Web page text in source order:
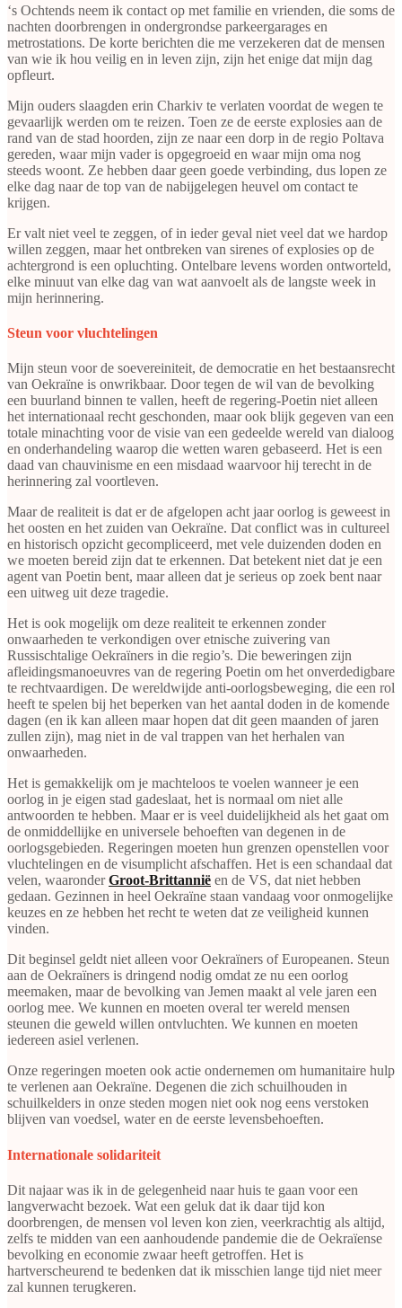
‘s Ochtends neem ik contact op met familie en vrienden, die soms de
nachten doorbrengen in ondergrondse parkeergarages en
metrostations. De korte berichten die me verzekeren dat de mensen
van wie ik hou veilig en in leven zijn, zijn het enige dat mijn dag
opfleurt.
Mijn ouders slaagden erin Charkiv te verlaten voordat de wegen te
gevaarlijk werden om te reizen. Toen ze de eerste explosies aan de
rand van de stad hoorden, zijn ze naar een dorp in de regio Poltava
gereden, waar mijn vader is opgegroeid en waar mijn oma nog
steeds woont. Ze hebben daar geen goede verbinding, dus lopen ze
elke dag naar de top van de nabijgelegen heuvel om contact te
krijgen.
Er valt niet veel te zeggen, of in ieder geval niet veel dat we hardop
willen zeggen, maar het ontbreken van sirenes of explosies op de
achtergrond is een opluchting. Ontelbare levens worden ontworteld,
elke minuut van elke dag van wat aanvoelt als de langste week in
mijn herinnering.
Steun voor vluchtelingen
Mijn steun voor de soevereiniteit, de democratie en het bestaansrecht
van Oekraïne is onwrikbaar. Door tegen de wil van de bevolking
een buurland binnen te vallen, heeft de regering-Poetin niet alleen
het internationaal recht geschonden, maar ook blijk gegeven van een
totale minachting voor de visie van een gedeelde wereld van dialoog
en onderhandeling waarop die wetten waren gebaseerd. Het is een
daad van chauvinisme en een misdaad waarvoor hij terecht in de
herinnering zal voortleven.
Maar de realiteit is dat er de afgelopen acht jaar oorlog is geweest in
het oosten en het zuiden van Oekraïne. Dat conflict was in cultureel
en historisch opzicht gecompliceerd, met vele duizenden doden en
we moeten bereid zijn dat te erkennen. Dat betekent niet dat je een
agent van Poetin bent, maar alleen dat je serieus op zoek bent naar
een uitweg uit deze tragedie.
Het is ook mogelijk om deze realiteit te erkennen zonder
onwaarheden te verkondigen over etnische zuivering van
Russischtalige Oekraïners in die regio’s. Die beweringen zijn
afleidingsmanoeuvres van de regering Poetin om het onverdedigbare
te rechtvaardigen. De wereldwijde anti-oorlogsbeweging, die een rol
heeft te spelen bij het beperken van het aantal doden in de komende
dagen (en ik kan alleen maar hopen dat dit geen maanden of jaren
zullen zijn), mag niet in de val trappen van het herhalen van
onwaarheden.
Het is gemakkelijk om je machteloos te voelen wanneer je een
oorlog in je eigen stad gadeslaat, het is normaal om niet alle
antwoorden te hebben. Maar er is veel duidelijkheid als het gaat om
de onmiddellijke en universele behoeften van degenen in de
oorlogsgebieden. Regeringen moeten hun grenzen openstellen voor
vluchtelingen en de visumplicht afschaffen. Het is een schandaal dat
velen, waaronderGroot-Brittannië en de VS, dat niet hebben
gedaan. Gezinnen in heel Oekraïne staan vandaag voor onmogelijke
keuzes en ze hebben het recht te weten dat ze veiligheid kunnen
vinden.
Dit beginsel geldt niet alleen voor Oekraïners of Europeanen. Steun
aan de Oekraïners is dringend nodig omdat ze nu een oorlog
meemaken, maar de bevolking van Jemen maakt al vele jaren een
oorlog mee. We kunnen en moeten overal ter wereld mensen
steunen die geweld willen ontvluchten. We kunnen en moeten
iedereen asiel verlenen.
Onze regeringen moeten ook actie ondernemen om humanitaire hulp
te verlenen aan Oekraïne. Degenen die zich schuilhouden in
schuilkelders in onze steden mogen niet ook nog eens verstoken
blijven van voedsel, water en de eerste levensbehoeften.
Internationale solidariteit
Dit najaar was ik in de gelegenheid naar huis te gaan voor een
langverwacht bezoek. Wat een geluk dat ik daar tijd kon
doorbrengen, de mensen vol leven kon zien, veerkrachtig als altijd,
zelfs te midden van een aanhoudende pandemie die de Oekraïense
bevolking en economie zwaar heeft getroffen. Het is
hartverscheurend te bedenken dat ik misschien lange tijd niet meer
zal kunnen terugkeren.